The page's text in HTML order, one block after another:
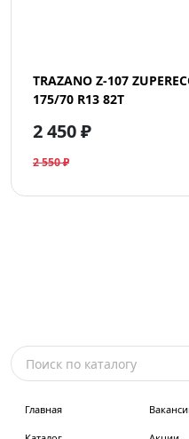
TRAZANO Z-107
175/70 R13 82T
2 450 ₽
2 550 ₽
Главная